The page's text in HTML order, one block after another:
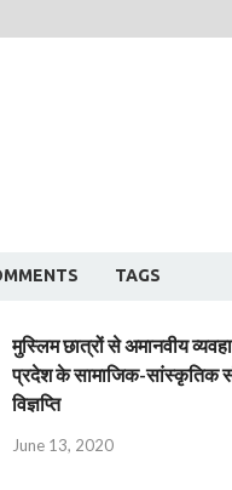
TAGS
मुस्लिम छात्रों से अमानवीय
प्रदेश के सामाजिक-सांस्कृतिक
विज्ञप्ति
June 13, 2020